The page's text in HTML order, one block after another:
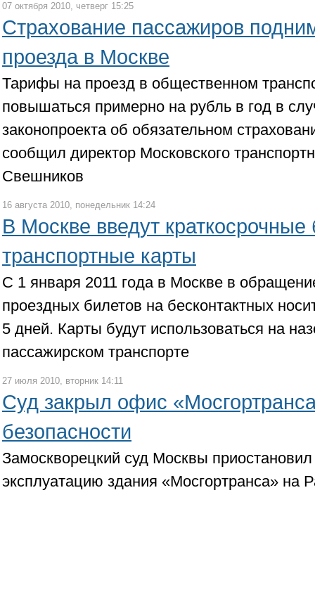
07 октября 2010, четверг 15:25
Страхование пассажиров
проезда в Москве
Тарифы на проезд в общественном
повышаться примерно на рубль в год в
законопроекта об обязательном
сообщил директор Московского
Свешников
16 августа 2010, понедельник 14:24
В Москве введут
транспортные карты
С 1 января 2011 года в Москве в
проездных билетов на бесконтактных
5 дней. Карты будут использоваться на
пассажирском транспорте
27 июля 2010, вторник 14:11
Суд закрыл офис
безопасности
Замоскворецкий суд Москвы
эксплуатацию здания «Мосгортранса» на